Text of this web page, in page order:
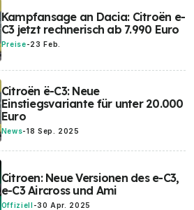
Kampfansage an Dacia: Citroën e-
C3 jetzt rechnerisch ab 7.990 Euro
Preise-23 Feb.
Citroën ë-C3: Neue
Einstiegsvariante für unter 20.000
Euro
News-18 Sep. 2025
Citroen: Neue Versionen des e-C3,
e-C3 Aircross und Ami
Offiziell -30 Apr. 2025